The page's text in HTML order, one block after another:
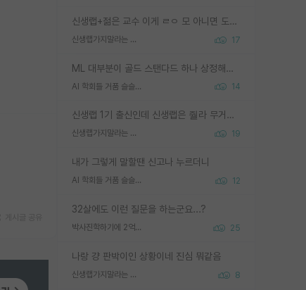
신생랩+젊은 교수 이게 ㄹㅇ 모 아니면 도인듯.
신생랩가지말라는 이유가 있었구나 17
ML 대부분이 골드 스탠다드 하나 상정해놓고 (벤치마크 데이터셋이 여러 개면 여러 개 상정) 그거 얼마나 잘 맞추나 싸움임 가끔 번뜩이는 설계 철학을 보여주는 논문들도 있지만 대부분 그거 성적 얼마나 더 올리느라에 혈안이 되어 있는 측면이 잇음
AI 학회들 거품 슬슬 지적이 나오네요 14
신생랩 1기 출신인데 신생랩은 줠라 무거운 바벨 같은거임. 들면 대박인데 못들면 깔려 죽음. 아무도 알려주지 않는 환경에서 자생해야하지만, 일단 살아남았다면 그 어떤 사람보다 악착같고 생존력 높은 사람으로 거듭날 수 있음
신생랩가지말라는 이유가 있었구나 19
내가 그렇게 말할땐 신고나 누르더니
AI 학회들 거품 슬슬 지적이 나오네요 12
32살에도 이런 질문을 하는군요...?
박사진학하기에 2억은 괜찮은 (?) 정도의 경제력인가요 25
나랑 걍 판박이인 상황이네 진심 뭐같음
신생랩가지말라는 이유가 있었구나 8